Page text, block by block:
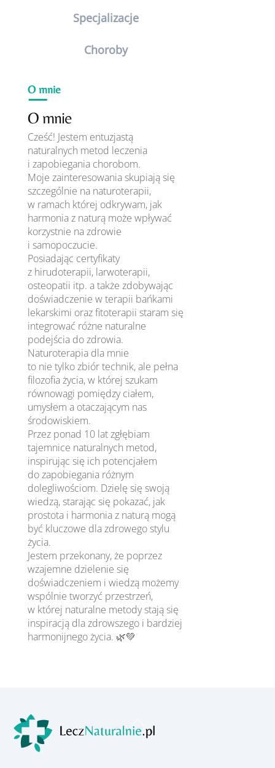
Specjalizacje
Choroby
O mnie
O mnie
Cześć! Jestem entuzjastą
naturalnych metod leczenia
i zapobiegania chorobom.
Moje zainteresowania skupiają się
szczególnie na naturoterapii,
w ramach której odkrywam, jak
harmonia z naturą może wpływać
korzystnie na zdrowie
i samopoczucie.
Posiadając certyfikaty
z hirudoterapii, larwoterapii,
osteopatii itp. a także zdobywając
doświadczenie w terapii bańkami
lekarskimi oraz fitoterapii staram się
integrować różne naturalne
podejścia do zdrowia.
Naturoterapia dla mnie
to nie tylko zbiór technik, ale pełna
filozofia życia, w której szukam
równowagi pomiędzy ciałem,
umysłem a otaczającym nas
środowiskiem.
Przez ponad 10 lat zgłębiam
tajemnice naturalnych metod,
inspirując się ich potencjałem
do zapobiegania różnym
dolegliwościom. Dzielę się swoją
wiedzą, starając się pokazać, jak
prostota i harmonia z naturą mogą
być kluczowe dla zdrowego stylu
życia.
Jestem przekonany, że poprzez
wzajemne dzielenie się
doświadczeniem i wiedzą możemy
wspólnie tworzyć przestrzeń,
w której naturalne metody stają się
inspiracją dla zdrowszego i bardziej
harmonijnego życia. 🌿💚
To